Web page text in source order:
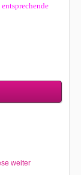
weiter